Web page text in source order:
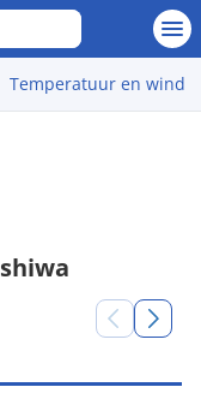
Temperatuur en wind